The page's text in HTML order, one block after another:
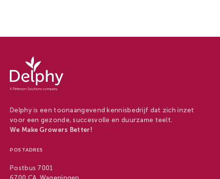
Delphy
-
Delphy
Delphy is een toonaangevend kennisbedrijf dat zich inzet
voor een gezonde, succesvolle en duurzame teelt.
We Make Growers Better!
POSTADRES
Postbus 7001